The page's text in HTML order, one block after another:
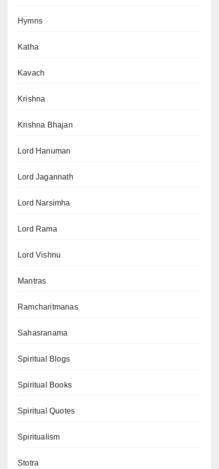
Hymns
Katha
Kavach
Krishna
Krishna Bhajan
Lord Hanuman
Lord Jagannath
Lord Narsimha
Lord Rama
Lord Vishnu
Mantras
Ramcharitmanas
Sahasranama
Spiritual Blogs
Spiritual Books
Spiritual Quotes
Spiritualism
Stotra